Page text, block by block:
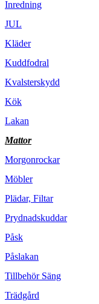
Inredning
JUL
Kläder
Kuddfodral
Kvalsterskydd
Kök
Lakan
Mattor
Morgonrockar
Möbler
Plädar, Filtar
Prydnadskuddar
Påsk
Påslakan
Tillbehör Säng
Trädgård